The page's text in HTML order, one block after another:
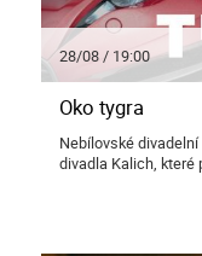
28/08 / 19:00
Oko tygra
Nebílovské
divadla Kalich, které